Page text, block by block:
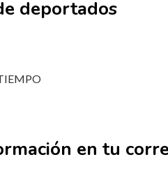
deportados
en tu